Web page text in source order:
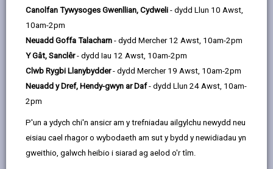
Canolfan Tywysoges Gwenllian, Cydweli - dydd Llun 10 Awst,
10am-2pm
Neuadd Goffa Talacharn - dydd Mercher 12 Awst, 10am-2pm
Y Gât, Sanclêr- dydd Iau 12 Awst, 10am-2pm
Clwb Rygbi Llanybydder- dydd Mercher 19 Awst, 10am-2pm
Neuadd y Dref, Hendy-gwyn ar Daf- dydd Llun 24 Awst, 10am-
2pm
P'un a ydych chi'n ansicr am y trefniadau ailgylchu newydd neu
eisiau cael rhagor o wybodaeth am sut y bydd y newidiadau yn
gweithio, galwch heibio i siarad ag aelod o'r tîm.
Diogelwch Cymunedol
Mae Sir Gaerfyrddin yn parhau i fod un o'r ardaloedd mwyaf
diogel yn y wlad. Fodd bynnag, mae'n rhaid i ni beidio â bod
yn hunanfodlon ac mae angen i barhau i gydweithio er mwyn